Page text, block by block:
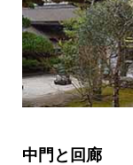
中門と回廊